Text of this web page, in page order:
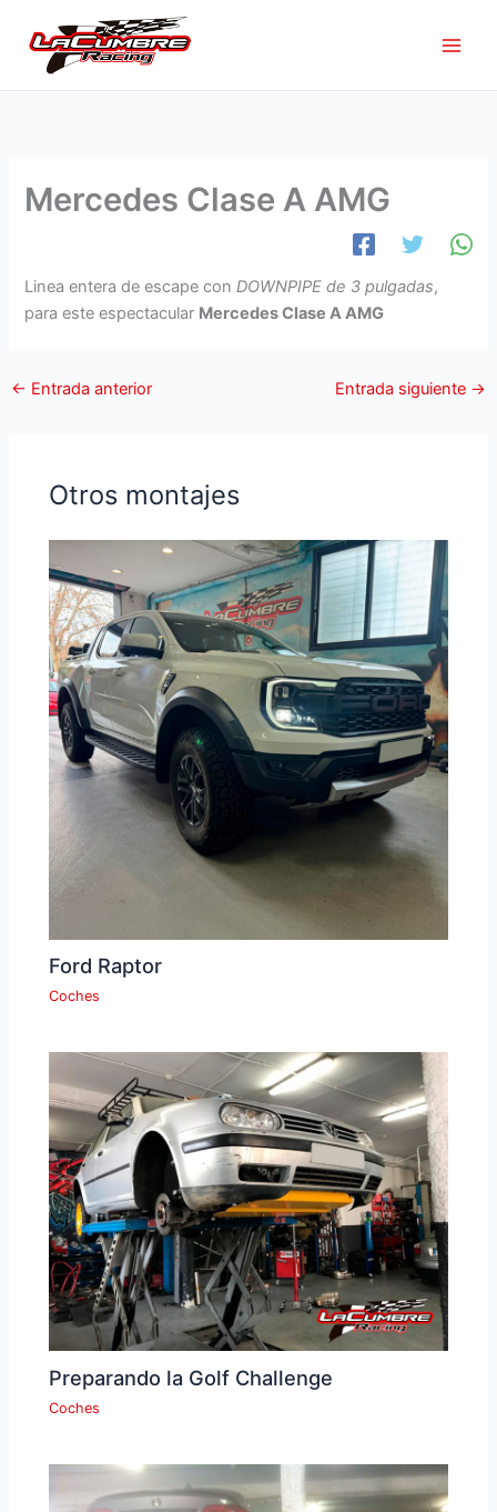
contenido
Mercedes Clase A AMG
Linea entera de escape con DOWNPIPE de 3 pulgadas,
para este espectacular Mercedes Clase A AMG
← Entrada anterior Entrada siguiente →
Otros montajes
Ford Raptor
Coches
Preparando la Golf Challenge
Coches